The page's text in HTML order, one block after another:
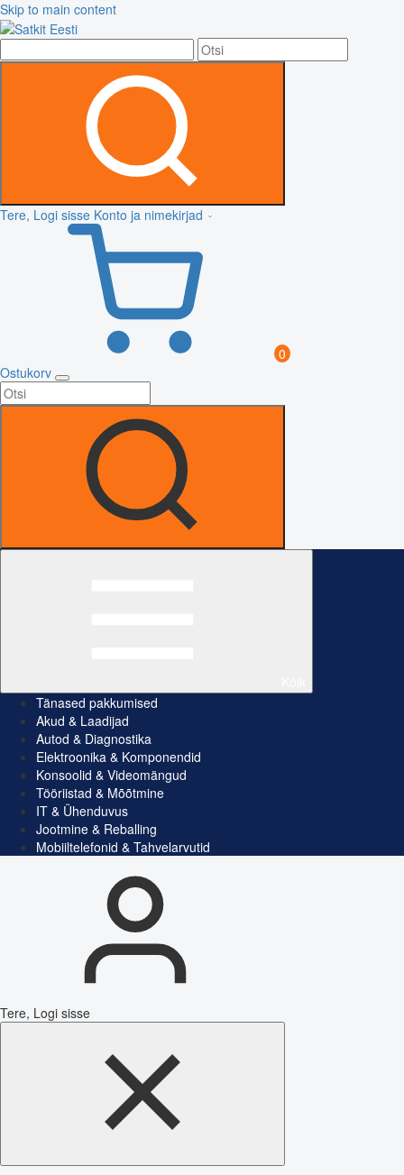
Skip to main content
Tere, Logi sisse Konto ja nimekirjad
0
Ostukorv
Tänased pakkumised
Akud & Laadijad
Autod & Diagnostika
Elektroonika & Komponendid
Konsoolid & Videomängud
Tööriistad & Mõõtmine
IT & Ühenduvus
Jootmine & Reballing
Mobiiltelefonid & Tahvelarvutid
Tere, Logi sisse